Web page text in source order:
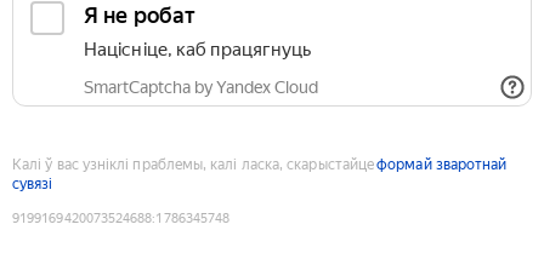
Я не робат
Націсніце, каб працягнуць
SmartCaptcha by Yandex Cloud
Калі ў вас узніклі праблемы, калі ласка, скарыстайцеформай зваротнай
сувязі
9199169420073524688:1786345748